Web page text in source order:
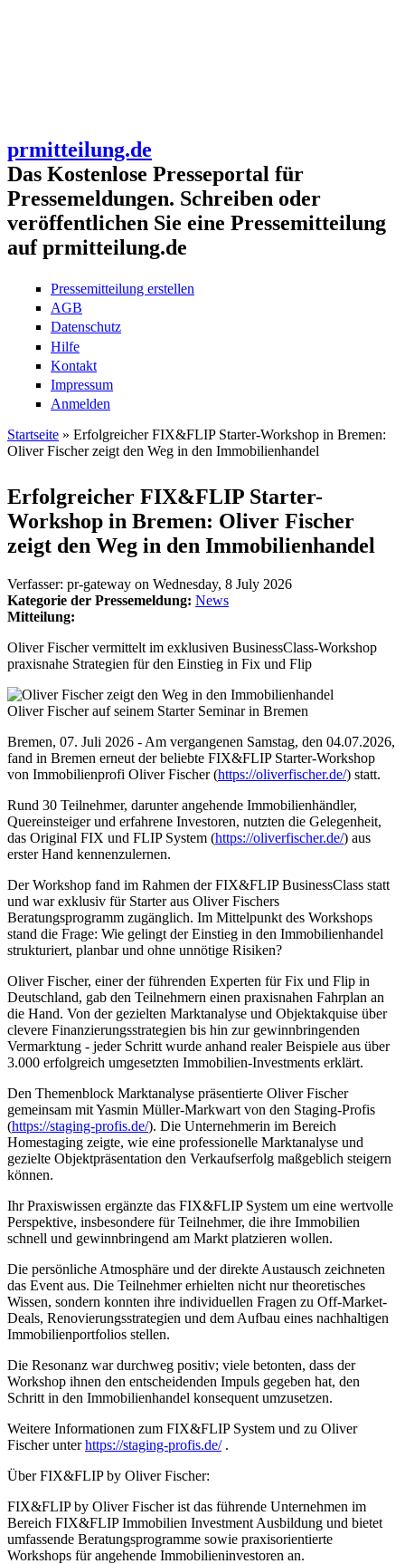
prmitteilung.de
Das Kostenlose Presseportal für
Pressemeldungen. Schreiben oder
veröffentlichen Sie eine Pressemitteilung
auf prmitteilung.de
Pressemitteilung erstellen
AGB
Datenschutz
Hilfe
Kontakt
Impressum
Anmelden
Sie sind hier
Startseite » Erfolgreicher FIX&FLIP Starter-Workshop in Bremen:
Oliver Fischer zeigt den Weg in den Immobilienhandel
Erfolgreicher FIX&FLIP Starter-
Workshop in Bremen: Oliver Fischer
zeigt den Weg in den Immobilienhandel
Verfasser: pr-gateway on Wednesday, 8 July 2026
Kategorie der Pressemeldung: News
Mitteilung:
Oliver Fischer vermittelt im exklusiven BusinessClass-Workshop
praxisnahe Strategien für den Einstieg in Fix und Flip
Oliver Fischer auf seinem Starter Seminar in Bremen
Bremen, 07. Juli 2026 - Am vergangenen Samstag, den 04.07.2026,
fand in Bremen erneut der beliebte FIX&FLIP Starter-Workshop
von Immobilienprofi Oliver Fischer (https://oliverfischer.de/) statt.
Rund 30 Teilnehmer, darunter angehende Immobilienhändler,
Quereinsteiger und erfahrene Investoren, nutzten die Gelegenheit,
das Original FIX und FLIP System (https://oliverfischer.de/) aus
erster Hand kennenzulernen.
Der Workshop fand im Rahmen der FIX&FLIP BusinessClass statt
und war exklusiv für Starter aus Oliver Fischers
Beratungsprogramm zugänglich. Im Mittelpunkt des Workshops
stand die Frage: Wie gelingt der Einstieg in den Immobilienhandel
strukturiert, planbar und ohne unnötige Risiken?
Oliver Fischer, einer der führenden Experten für Fix und Flip in
Deutschland, gab den Teilnehmern einen praxisnahen Fahrplan an
die Hand. Von der gezielten Marktanalyse und Objektakquise über
clevere Finanzierungsstrategien bis hin zur gewinnbringenden
Vermarktung - jeder Schritt wurde anhand realer Beispiele aus über
3.000 erfolgreich umgesetzten Immobilien-Investments erklärt.
Den Themenblock Marktanalyse präsentierte Oliver Fischer
gemeinsam mit Yasmin Müller-Markwart von den Staging-Profis
(https://staging-profis.de/). Die Unternehmerin im Bereich
Homestaging zeigte, wie eine professionelle Marktanalyse und
gezielte Objektpräsentation den Verkaufserfolg maßgeblich steigern
können.
Ihr Praxiswissen ergänzte das FIX&FLIP System um eine wertvolle
Perspektive, insbesondere für Teilnehmer, die ihre Immobilien
schnell und gewinnbringend am Markt platzieren wollen.
Die persönliche Atmosphäre und der direkte Austausch zeichneten
das Event aus. Die Teilnehmer erhielten nicht nur theoretisches
Wissen, sondern konnten ihre individuellen Fragen zu Off-Market-
Deals, Renovierungsstrategien und dem Aufbau eines nachhaltigen
Immobilienportfolios stellen.
Die Resonanz war durchweg positiv; viele betonten, dass der
Workshop ihnen den entscheidenden Impuls gegeben hat, den
Schritt in den Immobilienhandel konsequent umzusetzen.
Weitere Informationen zum FIX&FLIP System und zu Oliver
Fischer unterhttps://staging-profis.de/.
Über FIX&FLIP by Oliver Fischer:
FIX&FLIP by Oliver Fischer ist das führende Unternehmen im
Bereich FIX&FLIP Immobilien Investment Ausbildung und bietet
umfassende Beratungsprogramme sowie praxisorientierte
Workshops für angehende Immobilieninvestoren an.